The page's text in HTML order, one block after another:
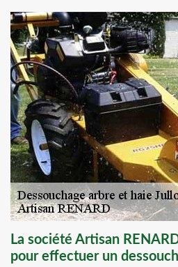
La société Artisan
pour effectuer un